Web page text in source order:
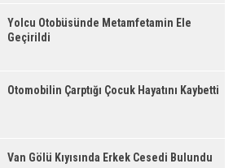
Yolcu Otobüsünde Metamfetamin Ele
Geçirildi
Otomobilin Çarptığı Çocuk Hayatını Kaybetti
Van Gölü Kıyısında Erkek Cesedi Bulundu